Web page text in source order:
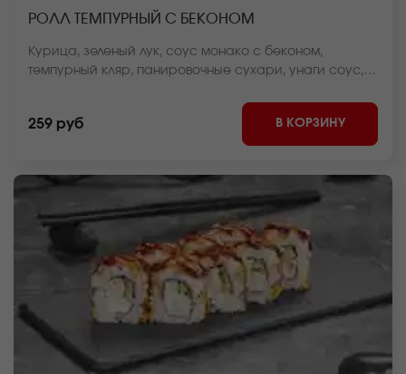
РОЛЛ ТЕМПУРНЫЙ С БЕКОНОМ
Курица, зеленый лук, соус монако с беконом,
темпурный кляр, панировочные сухари, унаги соус,
259 руб В КОРЗИНУ